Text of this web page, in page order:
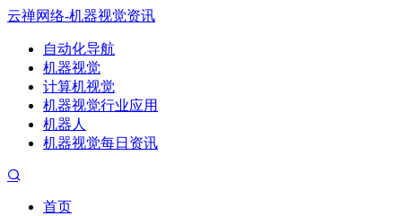
云禅网络-机器视觉资讯
自动化导航
机器视觉
计算机视觉
机器视觉行业应用
机器人
机器视觉每日资讯
首页